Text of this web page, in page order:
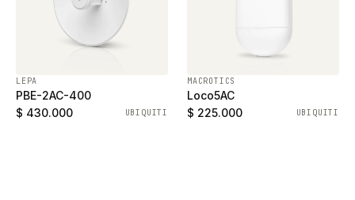
LEPA
PBE-2AC-400
$ 430.000
UBIQUITI
MACROTICS
Loco5AC
$ 225.000
UBIQUITI